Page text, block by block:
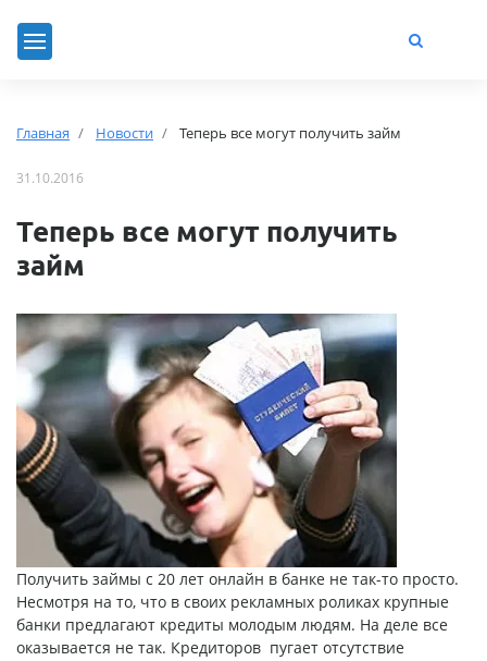
Главная Новости Теперь все могут получить займ
31.10.2016
Теперь все могут получить
займ
Получить займы с 20 лет онлайн в банке не так-то просто.
Несмотря на то, что в своих рекламных роликах крупные
банки предлагают кредиты молодым людям. На деле все
оказывается не так. Кредиторов пугает отсутствие